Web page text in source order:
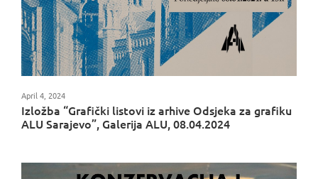
Izložba “Grafički listovi iz arhive Odsjeka za grafiku
ALU Sarajevo”, Galerija ALU, 08.04.2024
April 4, 2024